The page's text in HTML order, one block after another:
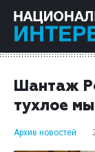
Шантаж
тухлое
Архив новостей